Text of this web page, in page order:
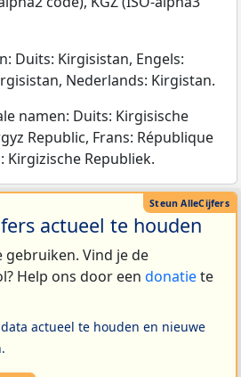
Duits: Kirgisistan, Engels:
Nederlands: Kirgistan.
namen: Duits: Kirgisische
Republic, Frans: République
Kirgizische Republiek.
actueel te houden
gebruiken. Vind je de
Help ons door een donatiete
actueel te houden en nieuwe